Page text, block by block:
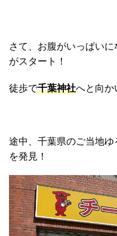
さて、お腹がいっぱい
がスタート！
徒歩で千葉神社へと向か
途中、千葉県のご当地
を発見！